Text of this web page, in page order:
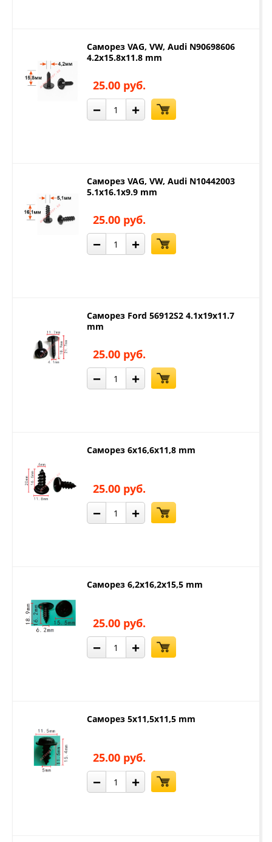
Саморез VAG, VW, Audi N90698606
4.2x15.8x11.8 mm
25.00 руб.
− +
Саморез VAG, VW, Audi N10442003
5.1x16.1x9.9 mm
25.00 руб.
− +
Саморез Ford 56912S2 4.1x19x11.7
mm
25.00 руб.
− +
Саморез 6x16,6x11,8 mm
25.00 руб.
− +
Саморез 6,2x16,2x15,5 mm
25.00 руб.
− +
Саморез 5x11,5x11,5 mm
25.00 руб.
− +